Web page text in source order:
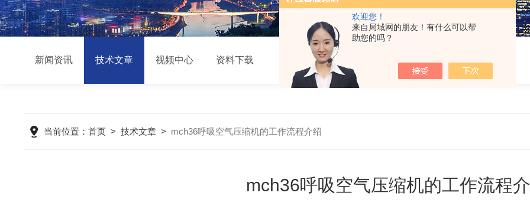
欢迎您！
来自局域网的朋友！有什么可以帮
助您的吗？
新闻资讯 技术文章 视频中心 资料下载
当前位置：首页 >技术文章 > mch36呼吸空气压缩机的工作流程介绍
mch36呼吸空气压缩机的工作流程